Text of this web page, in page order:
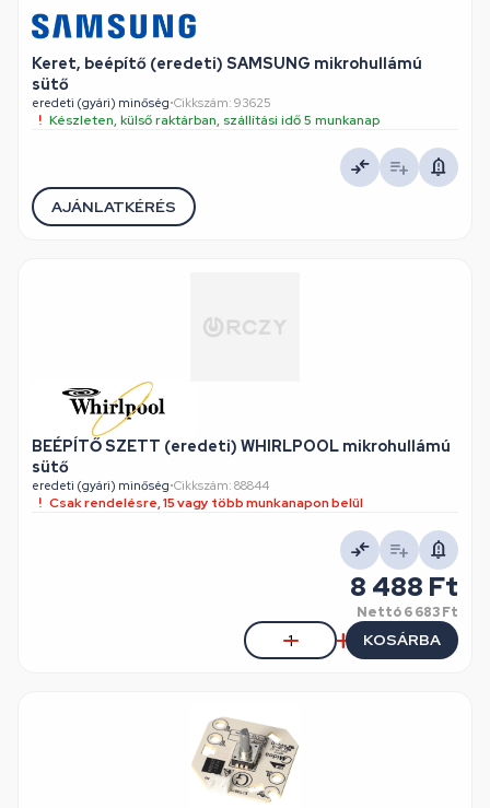
Keret, beépítő (eredeti) SAMSUNG mikrohullámú
sütő
eredeti (gyári) minőség•Cikkszám: 93625
Készleten, külső raktárban, szállítási idő 5 munkanap
AJÁNLATKÉRÉS
BEÉPÍTŐ SZETT (eredeti) WHIRLPOOL mikrohullámú
sütő
eredeti (gyári) minőség•Cikkszám: 88844
Csak rendelésre, 15 vagy több munkanapon belül
8 488 Ft
Nettó6 683 Ft
KOSÁRBA